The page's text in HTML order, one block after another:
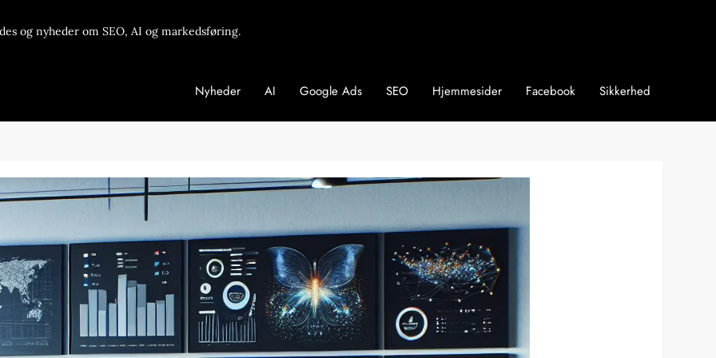
og nyheder om SEO, AI og markedsføring.
Nyheder AI Google Ads SEO Hjemmesider Facebook Sikkerhed